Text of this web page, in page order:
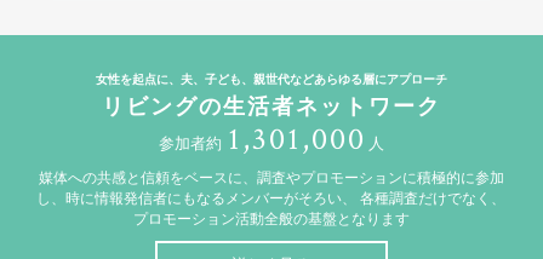
女性を起点に、夫、子ども、親世代などあらゆる層にアプローチ
リビングの生活者ネットワーク
参加者約 1,301,000 人
媒体への共感と信頼をベースに、調査やプロモーションに積極的に参加
し、時に情報発信者にもなるメンバーがそろい、
各種調査だけでなく、
プロモーション活動全般の基盤となります